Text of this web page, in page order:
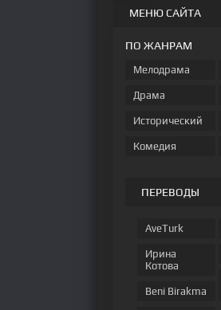
МЕНЮ САЙТА
ПО ЖАНРАМ
Мелодрама
Драма
Исторический
Комедия
ПЕРЕВОДЫ
AveTurk
Ирина
Котова
Beni Birakma